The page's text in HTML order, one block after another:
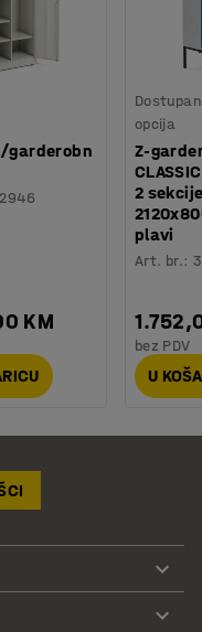
garderobn
KM
opcija
Z-
2
plavi
Art. br.:
bez PDV
U